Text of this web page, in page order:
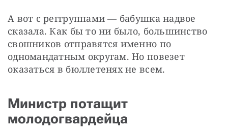
А вот с реггруппами — бабушка надвое
сказала. Как бы то ни было, большинство
свошников отправятся именно по
одномандатным округам. Но повезет
оказаться в бюллетенях не всем.
Министр потащит
молодогвардейца